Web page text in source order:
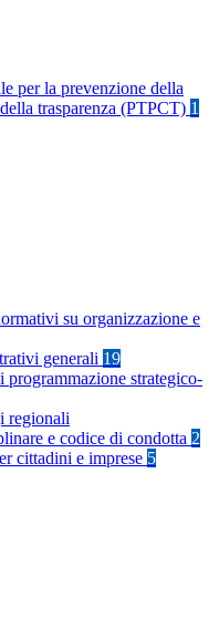
per la prevenzione della
trasparenza (PTPCT) 1
su organizzazione e
generali 19
programmazione strategico-
regionali
e codice di condotta 2
cittadini e imprese 5